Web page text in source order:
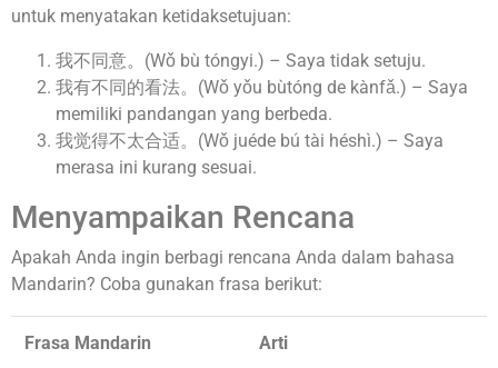
untuk menyatakan ketidaksetujuan:
我不同意。(Wǒ bù tóngyi.) – Saya tidak setuju.
我有不同的看法。(Wǒ yǒu bùtóng de kànfǎ.) – Saya
memiliki pandangan yang berbeda.
我觉得不太合适。(Wǒ juéde bú tài héshì.) – Saya
merasa ini kurang sesuai.
Menyampaikan Rencana
Apakah Anda ingin berbagi rencana Anda dalam bahasa
Mandarin? Coba gunakan frasa berikut:
Frasa Mandarin Arti